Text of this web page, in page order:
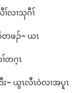
လၢ​သုဂီၢ်
တဖၣ်~ယၤ
တဂ့ၤ
~ယွၤ​လီၤ​ဝဲ​လၢ​အ​ပူၤ